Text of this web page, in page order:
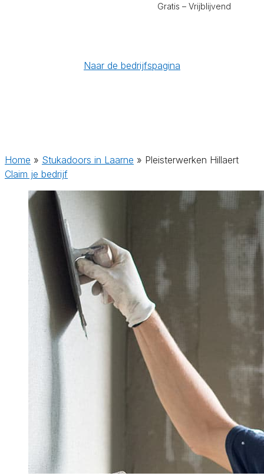
Gratis – Vrijblijvend
Naar de bedrijfspagina
Home » Stukadoors in Laarne » Pleisterwerken Hillaert
Claim je bedrijf